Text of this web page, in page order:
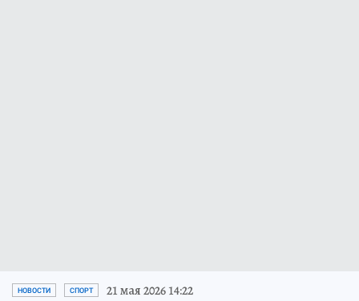
НОВОСТИ СПОРТ 21 мая 2026 14:22